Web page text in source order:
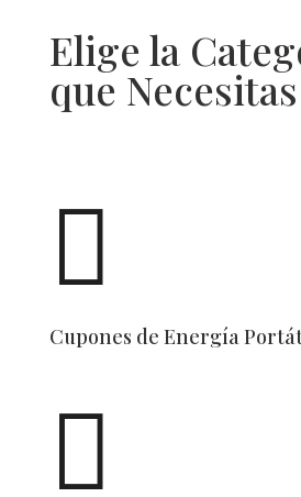
Elige la
que Necesitas

Cupones de Energía
